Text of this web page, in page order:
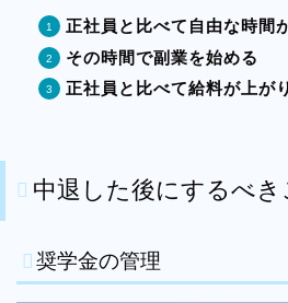
正社員と比べて自由な時間
その時間で副業を始める
正社員と比べて給料が上が
中退した後にするべき
奨学金の管理